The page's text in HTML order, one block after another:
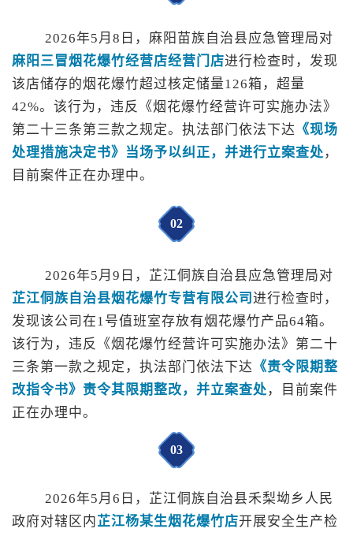
2026年5月8日，麻阳苗族自治县应急管理局对
麻阳三冒烟花爆竹经营店经营门店进行检查时，发现
该店储存的烟花爆竹超过核定储量126箱，超量
42%。该行为，违反《烟花爆竹经营许可实施办法》
第二十三条第三款之规定。执法部门依法下达 《现场
处理措施决定书》当场予以纠正，并进行立案查处，
目前案件正在办理中。
02
2026年5月9日，芷江侗族自治县应急管理局对
芷江侗族自治县烟花爆竹专营有限公司 进行检查时，
发现该公司在1号值班室存放有烟花爆竹产品64箱。
该行为，违反《烟花爆竹经营许可实施办法》第二十
三条第一款之规定，执法部门依法下达 《责令限期整
改指令书》责令其限期整改，并立案查处，目前案件
正在办理中。
03
2026年5月6日，芷江侗族自治县禾梨坳乡人民
政府对辖区内 芷江杨某生烟花爆竹店开展安全生产检